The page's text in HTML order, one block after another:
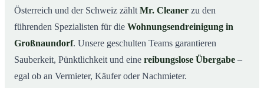
Österreich und der Schweiz zählt Mr. Cleaner zu den
führenden Spezialisten für die Wohnungsendreinigung in
Großnaundorf. Unsere geschulten Teams garantieren
Sauberkeit, Pünktlichkeit und eine reibungslose Übergabe –
egal ob an Vermieter, Käufer oder Nachmieter.